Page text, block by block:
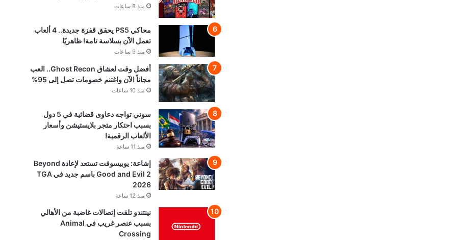
منذ 8 ساعات
محاكي PS5 يحقق قفزة جديدة.. 4 ألعاب
تعمل الآن بسلاسة تامة! ظاهريًا
منذ 9 ساعات
أفضل وقت لعشاق Ghost Recon.. العب
مجاناً الآن واغتنم خصومات تصل إلى 95%
منذ 10 ساعات
سوني تواجه دعاوى قضائية في 5 دول
بسبب احتكار متجر بلايستيشن وأسعار
الألعاب الرقمية!
منذ 11 ساعة
إشاعة: يوبيسوفت تستعد لإعادة Beyond
Good and Evil 2 باسم جديد في TGA
2026
منذ 12 ساعة
نينتندو تلقت إتصالات غاضبة من الأهالي
بسبب عنصر غريب في Animal
Crossing